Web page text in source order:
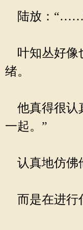
陆放：
叶知丛好像
绪。
他真得很认
一起。”
认真地仿佛
而是在进行